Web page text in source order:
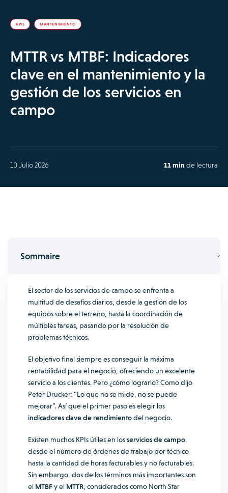
KPIS MANTENIMIENTO
MTTR vs MTBF: Indicadores
clave en el mantenimiento y la
gestión de los servicios en
campo
10 Julio 2026 11 min de lectura
Sommaire
El sector de los servicios de campo se enfrenta a
multitud de desafíos diarios, desde la gestión de los
equipos sobre el terreno, hasta la coordinación de
múltiples tareas, pasando por la resolución de
problemas técnicos.
El objetivo final siempre es conseguir la máxima
rentabilidad para el negocio, ofreciendo un excelente
servicio a los clientes. Pero ¿cómo lograrlo? Como dijo
Peter Drucker: “Lo que no se mide, no se puede
mejorar”. Así que el primer paso es elegir los
indicadores clave de rendimientodel negocio.
Existen muchos KPIs útiles en losservicios de campo
desde el número de órdenes de trabajo por técnico
hasta la cantidad de horas facturables y no facturables.
Sin embargo, dos de los términos más importantes son
el MTBFy el MTTR , considerados comoNorth Star